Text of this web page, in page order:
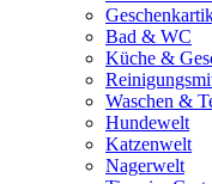
Bad & WC
Küche &
Waschen &
Hundewelt
Katzenwelt
Nagerwelt